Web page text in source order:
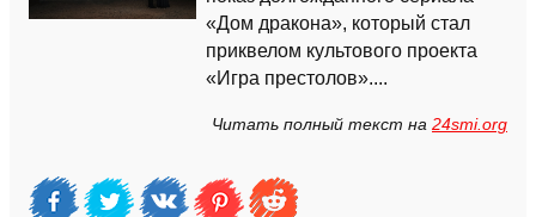
«Дом дракона», который стал
приквелом культового проекта
«Игра престолов»....
Читать полный текст на 24smi.org